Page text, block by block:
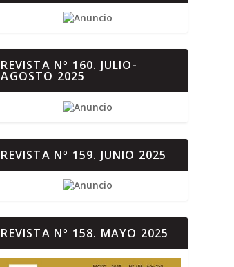
REVISTA Nº 160. JULIO-
AGOSTO 2025
REVISTA Nº 159. JUNIO 2025
REVISTA Nº 158. MAYO 2025